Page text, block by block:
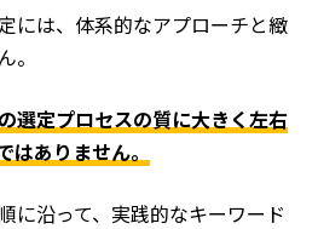
には、体系的なアプローチと緻
。
選定プロセスの質に大きく左右
はありません。
に沿って、実践的なキーワード